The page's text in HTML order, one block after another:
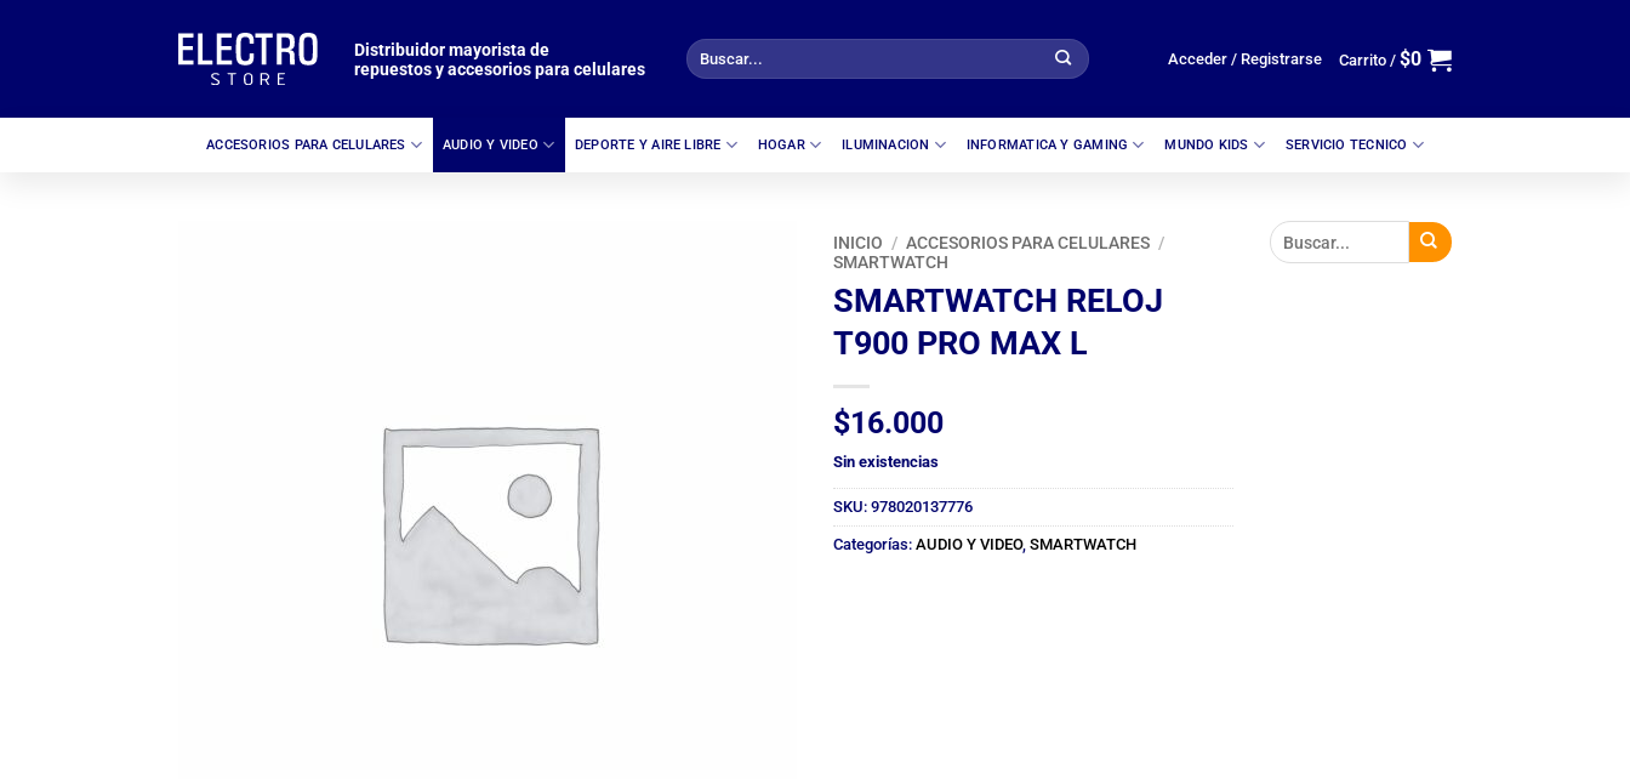
Distribuidor mayorista de
repuestos y accesorios para celulares
Buscar
por:
Acceder / Registrarse Carrito / $0
ACCESORIOS PARA CELULARES AUDIO Y VIDEO DEPORTE Y AIRE LIBRE HOGAR ILUMINACION INFORMATICA Y GAMING MUNDO KIDS SERVICIO TECNICO
INICIO / ACCESORIOS PARA CELULARES /
SMARTWATCH
SMARTWATCH RELOJ
T900 PRO MAX L
$16.000
Sin existencias
SKU: 978020137776
Categorías: AUDIO Y VIDEO, SMARTWATCH